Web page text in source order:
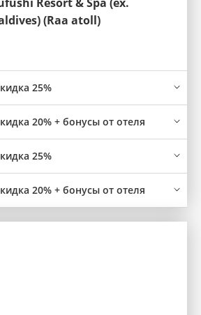
(Raa atoll)
25%
20% + бонусы от отеля
25%
20% + бонусы от отеля